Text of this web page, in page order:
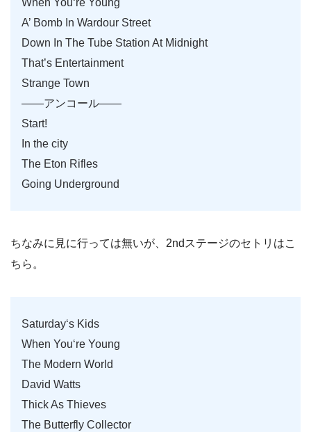
When You‘re Young
A’ Bomb In Wardour Street
Down In The Tube Station At Midnight
That’s Entertainment
Strange Town
——アンコール——
Start!
In the city
The Eton Rifles
Going Underground
ちなみに見に行っては無いが、2ndステージのセトリはこ
ちら。
Saturday‘s Kids
When You‘re Young
The Modern World
David Watts
Thick As Thieves
The Butterfly Collector